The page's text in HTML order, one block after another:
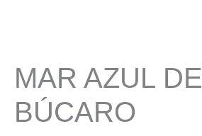
MAR AZUL DE
BÚCARO